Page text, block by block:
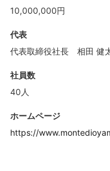
10,000,000円
代表
代表取締役社長 相田 健
社員数
40人
ホームページ
https://